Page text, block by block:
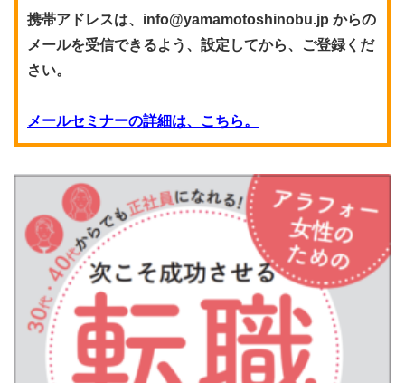
携帯アドレスは、info@yamamotoshinobu.jp からの
メールを受信できるよう、設定してから、ご登録くだ
さい。
メールセミナーの詳細は、こちら。